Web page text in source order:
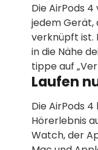
Die AirPods
jedem Gerät,
verknüpft ist.
in die Nähe
tippe auf
Laufen
Die AirPods
Hörerlebnis
Watch, der